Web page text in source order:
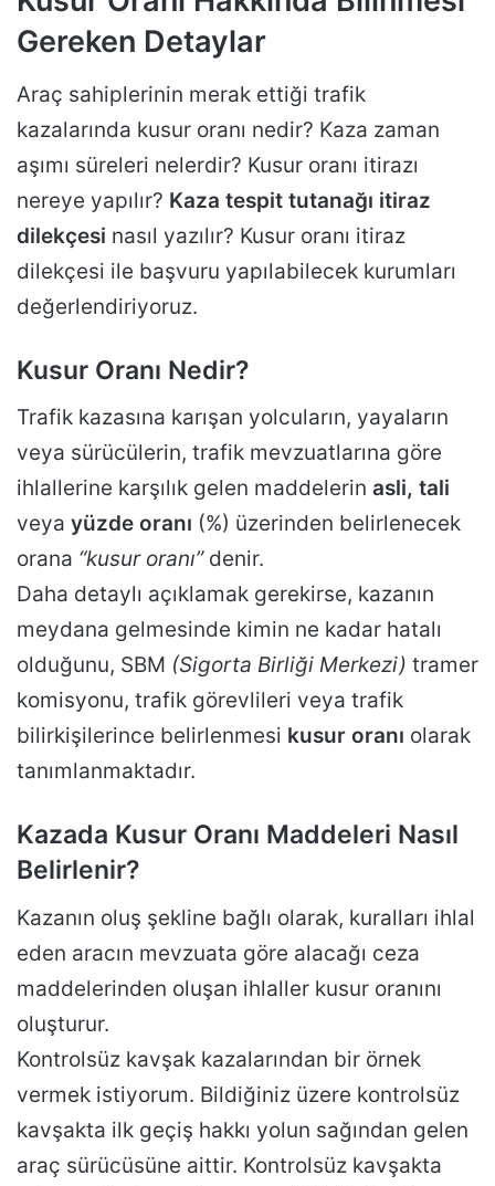
Gereken Detaylar
Araç sahiplerinin merak ettiği trafik
kazalarında kusur oranı nedir? Kaza zaman
aşımı süreleri nelerdir? Kusur oranı itirazı
nereye yapılır? Kaza tespit tutanağı itiraz
dilekçesi nasıl yazılır? Kusur oranı itiraz
dilekçesi ile başvuru yapılabilecek kurumları
değerlendiriyoruz.
Kusur Oranı Nedir?
Trafik kazasına karışan yolcuların, yayaların
veya sürücülerin, trafik mevzuatlarına göre
ihlallerine karşılık gelen maddelerin asli, tali
veya yüzde oranı (%) üzerinden belirlenecek
orana “kusur oranı”denir.
Daha detaylı açıklamak gerekirse, kazanın
meydana gelmesinde kimin ne kadar hatalı
olduğunu, SBM (Sigorta Birliği Merkezi) tramer
komisyonu, trafik görevlileri veya trafik
bilirkişilerince belirlenmesi kusur oranı olarak
tanımlanmaktadır.
Kazada Kusur Oranı Maddeleri Nasıl
Belirlenir?
Kazanın oluş şekline bağlı olarak, kuralları ihlal
eden aracın mevzuata göre alacağı ceza
maddelerinden oluşan ihlaller kusur oranını
oluşturur.
Kontrolsüz kavşak kazalarından bir örnek
vermek istiyorum. Bildiğiniz üzere kontrolsüz
kavşakta ilk geçiş hakkı yolun sağından gelen
araç sürücüsüne aittir. Kontrolsüz kavşakta